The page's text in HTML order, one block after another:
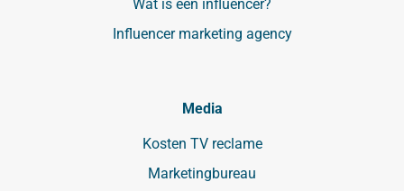
Wat is een influencer?
Influencer marketing agency
Media
Kosten TV reclame
Marketingbureau